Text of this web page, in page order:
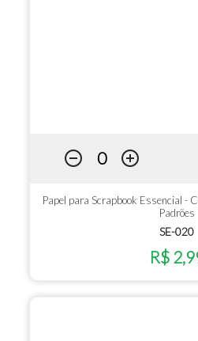
Papel para Scrapbook Essencial -
Padrões
SE-020
R$